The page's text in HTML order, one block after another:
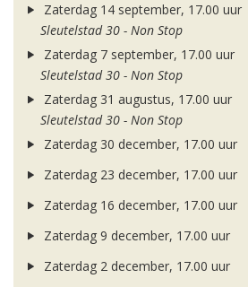
Zaterdag 14 september, 17.00 uur
Sleutelstad 30 - Non Stop
Zaterdag 7 september, 17.00 uur
Sleutelstad 30 - Non Stop
Zaterdag 31 augustus, 17.00 uur
Sleutelstad 30 - Non Stop
Zaterdag 30 december, 17.00 uur
Zaterdag 23 december, 17.00 uur
Zaterdag 16 december, 17.00 uur
Zaterdag 9 december, 17.00 uur
Zaterdag 2 december, 17.00 uur